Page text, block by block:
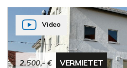
2.500,- € VERMIETET
Video